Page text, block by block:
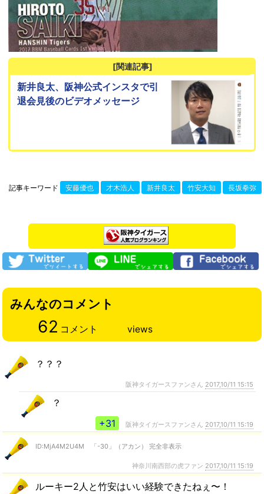
[関連記事]
新井良太、阪神公式インスタで引
退会見後のビデオメッセージ
記事キーワード 安藤優也 才木浩人 新井良太 竹安大知 長坂拳弥
みんなのコメント
62 コメント views
？？？
阪神タイガースファンさん 2017,10/11 15:15
？
+31
阪神タイガースファンさん 2017,10/11 15:19
ID:MjA4M2U4M 「-30」（アカン） 完全非表示
神奈川南西部の虎ファン 2017,10/11 15:19
ルーキー2人と竹安はいい経験できたねぇ〜！